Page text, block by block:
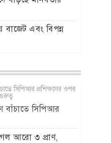
বাজেট এবং বিপন্ন
বাঁচাতে সিপিআর
আরো ৩ প্রাণ,